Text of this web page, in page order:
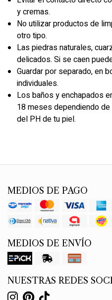
y cremas.
No utilizar productos de
otro tipo.
Las piedras naturales,
delicados. Si se caen
Guardar por separado, en
individuales.
Los baños y enchapados
18 meses dependiendo
del PH de tu piel.
MEDIOS DE PAGO
MEDIOS DE ENVÍO
NUESTRAS REDES